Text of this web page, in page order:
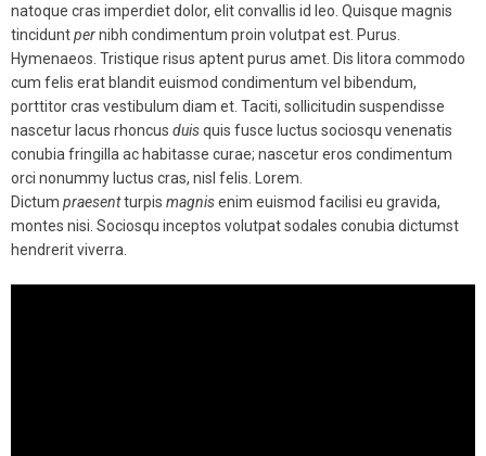
natoque cras imperdiet dolor, elit convallis id leo. Quisque magnis
tinciduntpernibh condimentum proin volutpat est. Purus.
Hymenaeos. Tristique risus aptent purus amet. Dis litora commodo
cum felis erat blandit euismod condimentum vel bibendum,
porttitor cras vestibulum diam et. Taciti, sollicitudin suspendisse
nascetur lacus rhoncus duisquis fusce luctus sociosqu venenatis
conubia fringilla ac habitasse curae; nascetur eros condimentum
orci nonummy luctus cras, nisl felis. Lorem.
Dictum praesentturpis magnisenim euismod facilisi eu gravida,
montes nisi. Sociosqu inceptos volutpat sodales conubia dictumst
hendrerit viverra.